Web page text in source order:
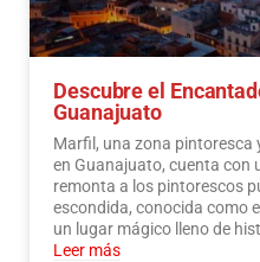
Descubre el
Guanajuato
Marfil, una zona pintoresca
en Guanajuato, cuenta con
remonta a los pintorescos
escondida, conocida como
un lugar mágico lleno de
Leer más